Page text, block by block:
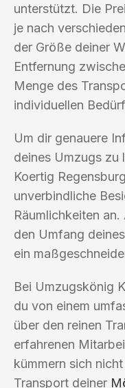
unterstützt. Die
je nach
der Größe deiner
Entfernung
Menge des
individuellen
Um dir genauere
deines Umzugs zu
Koertig
unverbindliche
Räumlichkeiten
den Umfang
ein
Bei Umzugskönig
du von einem
über den reinen
erfahrenen
kümmern sich
Transport deiner